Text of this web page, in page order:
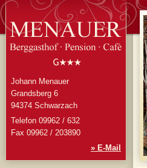
Johann Menauer
Grandsberg 6
94374 Schwarzach
Telefon 09962 / 632
Fax 09962 / 203890
» E-Mail